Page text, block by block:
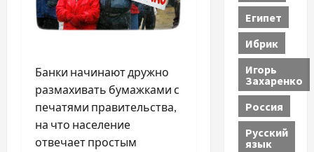
Банки начинают дружно
размахивать бумажками с
печатями правительства,
на что население
отвечает простым
Египет
Ибрик
Игорь
Захаренко
Россия
Русский
язык